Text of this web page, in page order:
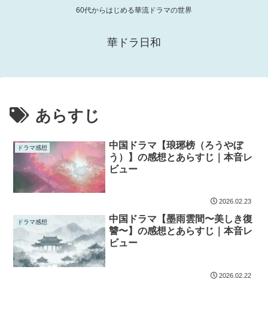
60代からはじめる華流ドラマの世界
華ドラ日和
あらすじ
ドラマ感想
中国ドラマ【琅琊榜（ろうやぼ
う）】の感想とあらすじ｜本音レ
ビュー
2026.02.23
ドラマ感想
中国ドラマ【墨雨雲間〜美しき復
讐〜】の感想とあらすじ｜本音レ
ビュー
2026.02.22